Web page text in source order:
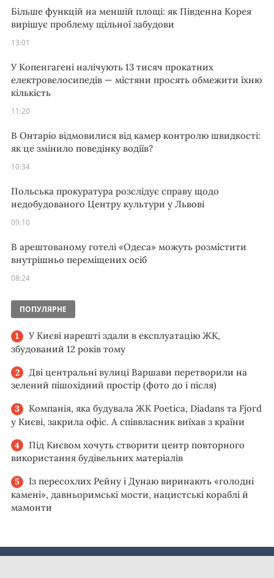
Більше функцій на меншій площі: як Південна Корея
вирішує проблему щільної забудови
13:01
У Копенгагені налічують 13 тисяч прокатних
електровелосипедів — містяни просять обмежити їхню
кількість
11:20
В Онтаріо відмовилися від камер контролю швидкості:
як це змінило поведінку водіїв?
10:34
Польська прокуратура розслідує справу щодо
недобудованого Центру культури у Львові
09:10
В арештованому готелі «Одеса» можуть розмістити
внутрішньо переміщених осіб
08:24
ПОПУЛЯРНЕ
У Києві нарешті здали в експлуатацію ЖК,
збудований 12 років тому
Дві центральні вулиці Варшави перетворили на
зелений пішохідний простір (фото до і після)
Компанія, яка будувала ЖК Poetica, Diadans та Fjord
у Києві, закрила офіс. А співвласник виїхав з країни
Під Києвом хочуть створити центр повторного
використання будівельних матеріалів
Із пересохлих Рейну і Дунаю виринають «голодні
камені», давньоримські мости, нацистські кораблі й
мамонти